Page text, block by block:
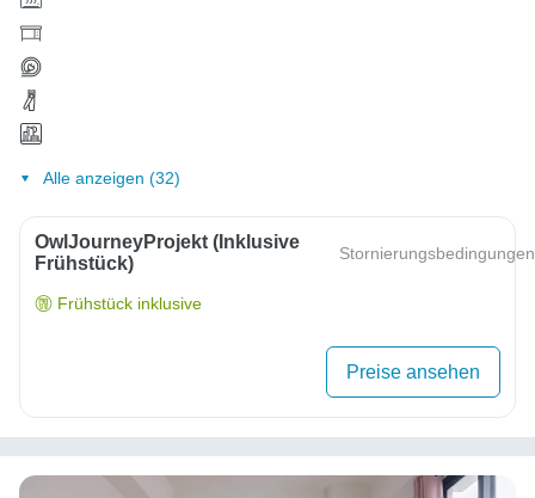
Alle anzeigen (32)
OwlJourneyProjekt (inklusive
Frühstück)
Stornierungsbedingungen
Frühstück inklusive
Preise ansehen